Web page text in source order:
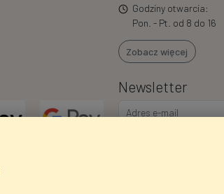
Godziny otwarcia:
Pon. - Pt. od 8 do 16
Zobacz więcej
Newsletter